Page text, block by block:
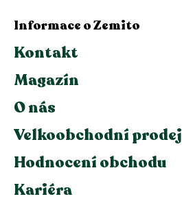
Informace o Zemito
Kontakt
Magazín
O nás
Velkoobchodní prodej
Hodnocení obchodu
Kariéra